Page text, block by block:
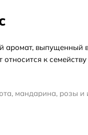
выпущенный
к
мандарина, розы
теплоту и